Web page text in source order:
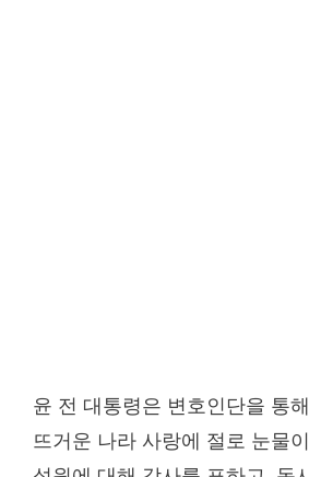
윤 전 대통령은 변호인단을 통
뜨거운 나라 사랑에 절로 눈물